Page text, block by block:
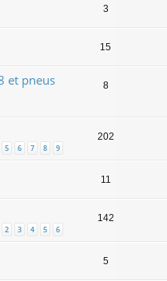
3
15
et pneus
8
5 6 7 8 9
202
11
2 3 4 5 6
142
5